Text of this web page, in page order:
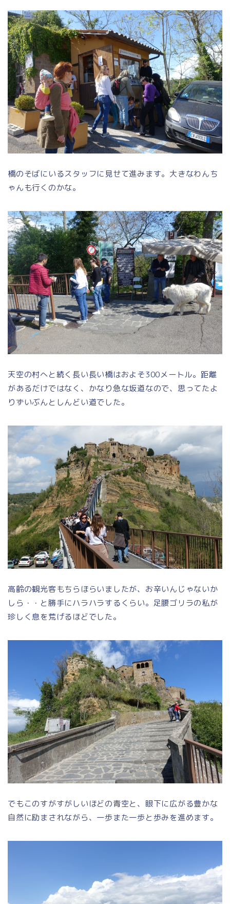
橋のそばにいるスタッフに見せて進みます。大きなわんち
ゃんも行くのかな。
天空の村へと続く長い長い橋はおよそ300メートル。距離
があるだけではなく、かなり急な坂道なので、思ってたよ
りずいぶんとしんどい道でした。
高齢の観光客もちらほらいましたが、お辛いんじゃないか
しら・・と勝手にハラハラするくらい。足腰ゴリラの私が
珍しく息を荒げるほどでした。
でもこのすがすがしいほどの青空と、眼下に広がる豊かな
自然に励まされながら、一歩また一歩と歩みを進めます。